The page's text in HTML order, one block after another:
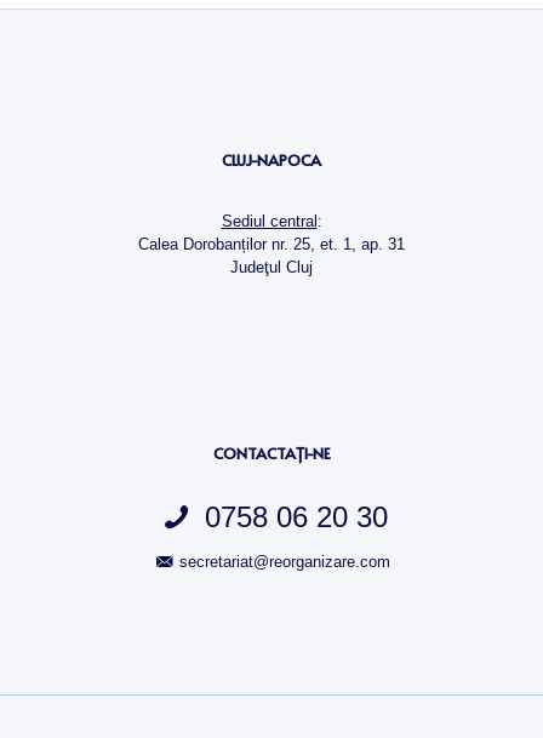
CLUJ-NAPOCA
Sediul central :
Calea Dorobanților nr. 25, et. 1, ap. 31
Judeţul Cluj
CONTACTAŢI-NE
0758 06 20 30
secretariat@reorganizare.com